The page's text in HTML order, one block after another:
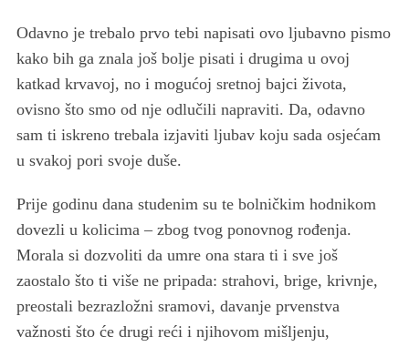
Odavno je trebalo prvo tebi napisati ovo ljubavno pismo
kako bih ga znala još bolje pisati i drugima u ovoj
katkad krvavoj, no i mogućoj sretnoj bajci života,
ovisno što smo od nje odlučili napraviti. Da, odavno
sam ti iskreno trebala izjaviti ljubav koju sada osjećam
u svakoj pori svoje duše.
Prije godinu dana studenim su te bolničkim hodnikom
dovezli u kolicima – zbog tvog ponovnog rođenja.
Morala si dozvoliti da umre ona stara ti i sve još
zaostalo što ti više ne pripada: strahovi, brige, krivnje,
preostali bezrazložni sramovi, davanje prvenstva
važnosti što će drugi reći i njihovom mišljenju,